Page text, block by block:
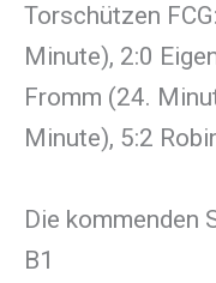
Torschützen
Minute), 2:0
Fromm (24.
Minute), 5:2
Die kommenden
B1